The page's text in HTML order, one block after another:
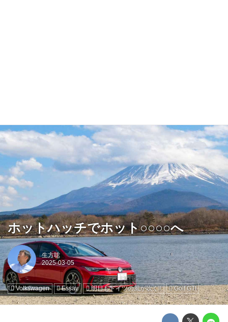
ホットハッチでホット○○○○へ
生方聡
Volkswagen Essay 明日もドイツの風が吹く!! Golf GTI